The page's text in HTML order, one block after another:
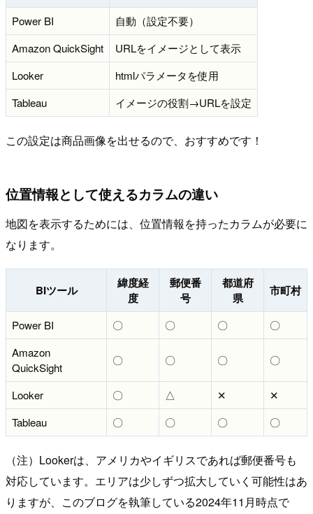
Power BI
自動（設定不要）
Amazon QuickSight
URLをイメージとして表示
Looker
htmlパラメータを使用
Tableau
イメージの役割→URLを設定
この設定は商品画像を出せるので、おすすめです！
位置情報として使えるカラムの違い
地図を表示するためには、位置情報を持ったカラムが必要に
なります。
BIツール
緯度経
度
郵便番
号
都道府
県
市町村
Power BI 〇 〇 〇
〇
Amazon
QuickSight
〇 〇 〇 〇
Looker 〇 △ ✕
✕
Tableau
〇 〇 〇 〇
（注）Lookerは、アメリカやイギリスであれば郵便番号も
対応しています。エリアは少しずつ拡大していく可能性はあ
りますが、このブログを執筆している2024年11月時点で